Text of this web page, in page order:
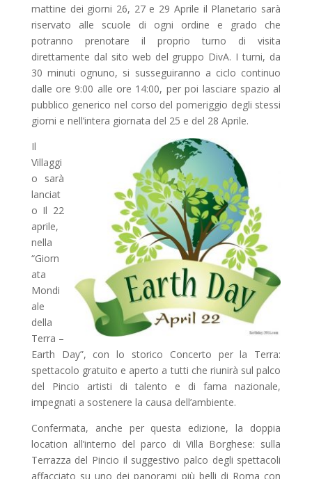
mattine dei giorni 26, 27 e 29 Aprile il Planetario sarà
riservato alle scuole di ogni ordine e grado che
potranno prenotare il proprio turno di visita
direttamente dal sito web del gruppo DivA. I turni, da
30 minuti ognuno, si susseguiranno a ciclo continuo
dalle ore 9:00 alle ore 14:00, per poi lasciare spazio al
pubblico generico nel corso del pomeriggio degli stessi
giorni e nell’intera giornata del 25 e del 28 Aprile.
Il
Villaggi
o sarà
lanciat
o Il 22
aprile,
nella
“Giorn
ata
Mondi
ale
della
Terra –
Earth Day”, con lo storico Concerto per la Terra:
spettacolo gratuito e aperto a tutti che riunirà sul palco
del Pincio artisti di talento e di fama nazionale,
impegnati a sostenere la causa dell’ambiente.
Confermata, anche per questa edizione, la doppia
location all’interno del parco di Villa Borghese: sulla
Terrazza del Pincio il suggestivo palco degli spettacoli
affacciato su uno dei panorami più belli di Roma con